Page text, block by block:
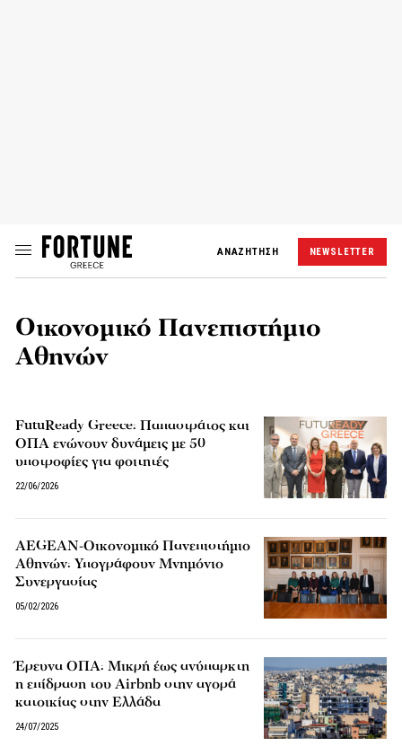
ΑΝΑΖΗΤΗΣΗ NEWSLETTER
Οικονομικό Πανεπιστήμιο
Αθηνών
FutuReady Greece: Παπαστράτος και
ΟΠΑ ενώνουν δυνάμεις με 50
υποτροφίες για φοιτητές
22/06/2026
AEGEAN-Οικονομικό Πανεπιστήμιο
Αθηνών: Υπογράφουν Μνημόνιο
Συνεργασίας
05/02/2026
Έρευνα ΟΠΑ: Μικρή έως ανύπαρκτη
η επίδραση του Airbnb στην αγορά
κατοικίας στην Ελλάδα
24/07/2025